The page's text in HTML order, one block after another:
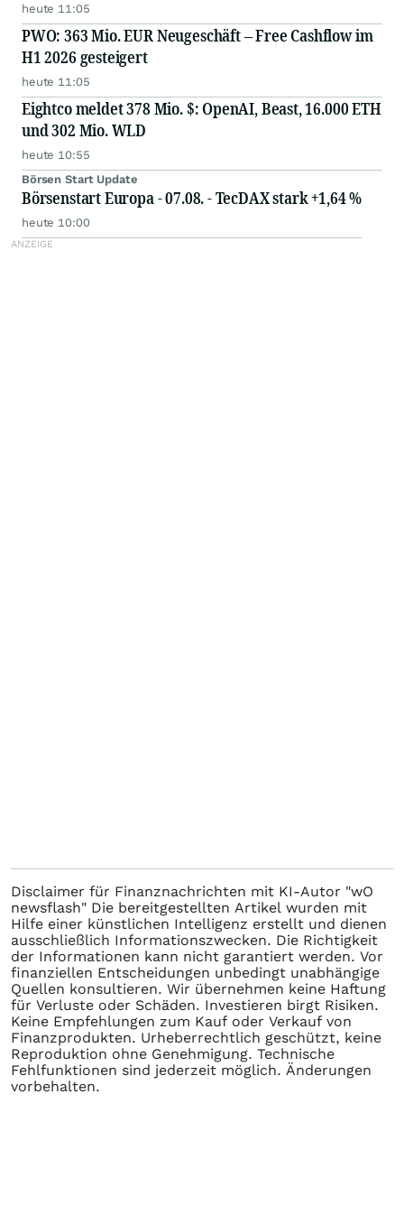
heute 11:05
PWO: 363 Mio. EUR Neugeschäft – Free Cashflow im
H1 2026 gesteigert
heute 11:05
Eightco meldet 378 Mio. $: OpenAI, Beast, 16.000 ETH
und 302 Mio. WLD
heute 10:55
Börsen Start Update
Börsenstart Europa - 07.08. - TecDAX stark +1,64 %
heute 10:00
Disclaimer für Finanznachrichten mit KI-Autor "wO
newsflash" Die bereitgestellten Artikel wurden mit
Hilfe einer künstlichen Intelligenz erstellt und dienen
ausschließlich Informationszwecken. Die Richtigkeit
der Informationen kann nicht garantiert werden. Vor
finanziellen Entscheidungen unbedingt unabhängige
Quellen konsultieren. Wir übernehmen keine Haftung
für Verluste oder Schäden. Investieren birgt Risiken.
Keine Empfehlungen zum Kauf oder Verkauf von
Finanzprodukten. Urheberrechtlich geschützt, keine
Reproduktion ohne Genehmigung. Technische
Fehlfunktionen sind jederzeit möglich. Änderungen
vorbehalten.